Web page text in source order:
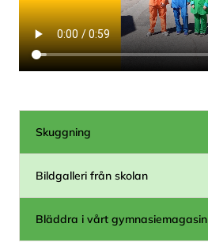
Skuggning
Bildgalleri från skolan
Bläddra i vårt gymnasiemagasin